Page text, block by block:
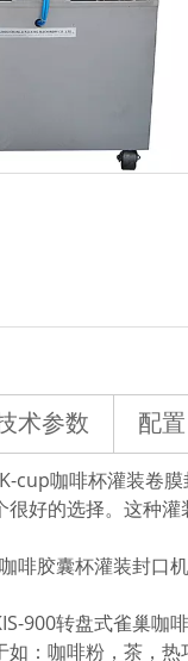
术参数 配置
cup咖啡杯灌装卷
好的选择。这种
啡胶囊杯灌装封口
900转盘式雀巢咖
：咖啡粉，茶，热